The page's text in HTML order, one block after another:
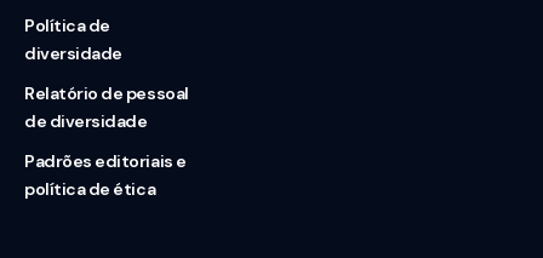
Política de
diversidade
Relatório de pessoal
de diversidade
Padrões editoriais e
política de ética